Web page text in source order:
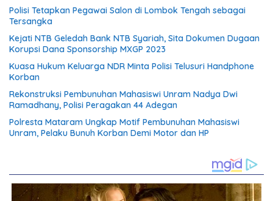
Polisi Tetapkan Pegawai Salon di Lombok Tengah sebagai
Tersangka
Kejati NTB Geledah Bank NTB Syariah, Sita Dokumen Dugaan
Korupsi Dana Sponsorship MXGP 2023
Kuasa Hukum Keluarga NDR Minta Polisi Telusuri Handphone
Korban
Rekonstruksi Pembunuhan Mahasiswi Unram Nadya Dwi
Ramadhany, Polisi Peragakan 44 Adegan
Polresta Mataram Ungkap Motif Pembunuhan Mahasiswi
Unram, Pelaku Bunuh Korban Demi Motor dan HP